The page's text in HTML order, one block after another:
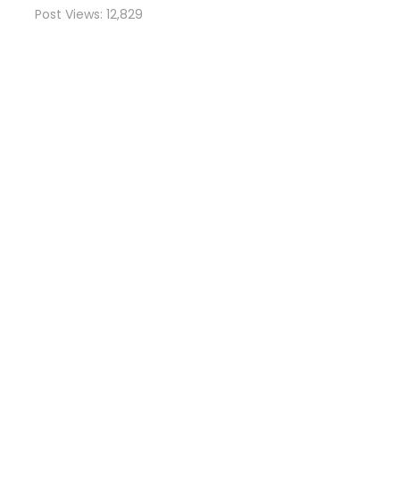
Post Views: 12,829